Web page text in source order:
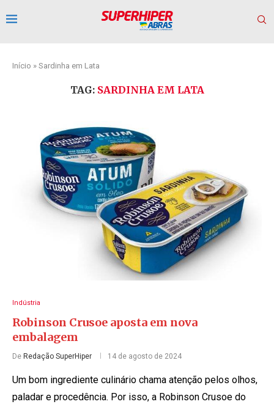
Início » Sardinha em Lata
TAG: SARDINHA EM LATA
Indústria
Robinson Crusoe aposta em nova
embalagem
De Redação SuperHiper 14 de agosto de 2024
Um bom ingrediente culinário chama atenção pelos olhos,
paladar e procedência. Por isso, a Robinson Crusoe do